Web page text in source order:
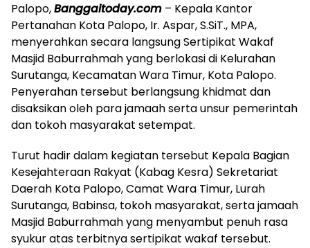
Palopo,Banggaitoday.com – Kepala Kantor
Pertanahan Kota Palopo, Ir. Aspar, S.SiT., MPA,
menyerahkan secara langsung Sertipikat Wakaf
Masjid Baburrahmah yang berlokasi di Kelurahan
Surutanga, Kecamatan Wara Timur, Kota Palopo.
Penyerahan tersebut berlangsung khidmat dan
disaksikan oleh para jamaah serta unsur pemerintah
dan tokoh masyarakat setempat.
Turut hadir dalam kegiatan tersebut Kepala Bagian
Kesejahteraan Rakyat (Kabag Kesra) Sekretariat
Daerah Kota Palopo, Camat Wara Timur, Lurah
Surutanga, Babinsa, tokoh masyarakat, serta jamaah
Masjid Baburrahmah yang menyambut penuh rasa
syukur atas terbitnya sertipikat wakaf tersebut.